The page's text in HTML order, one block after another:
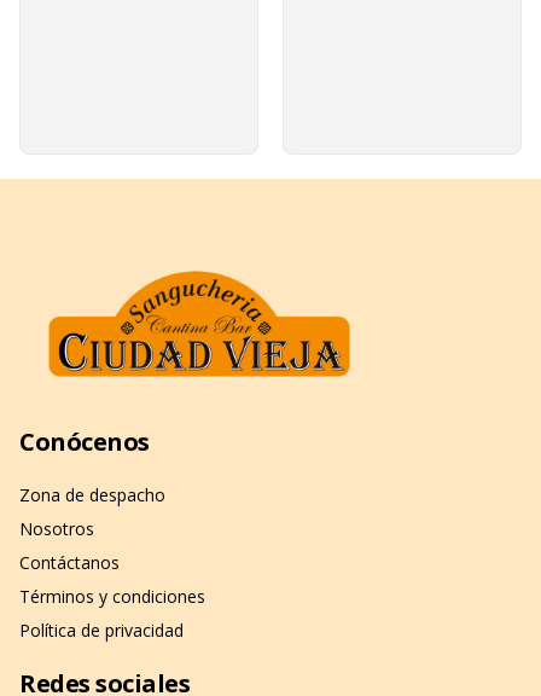
Conócenos
Zona de despacho
Nosotros
Contáctanos
Términos y condiciones
Política de privacidad
Redes sociales